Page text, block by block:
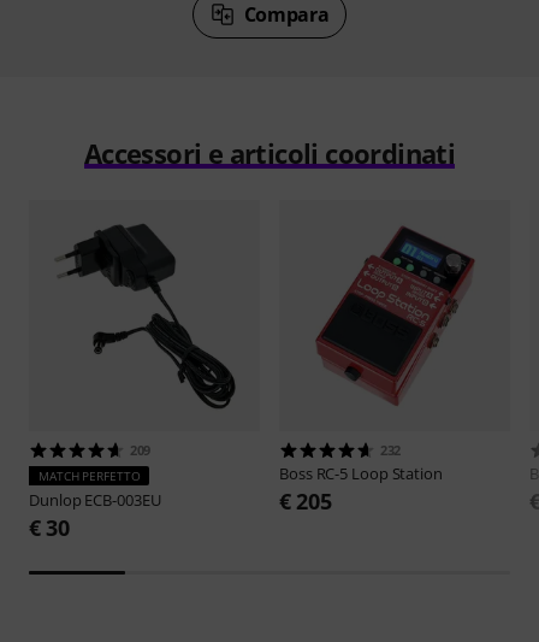
Compara
Accessori e articoli coordinati
209
MATCH PERFETTO
Dunlop ECB-003EU
€ 30
232
Boss RC-5 Loop Station
€ 205